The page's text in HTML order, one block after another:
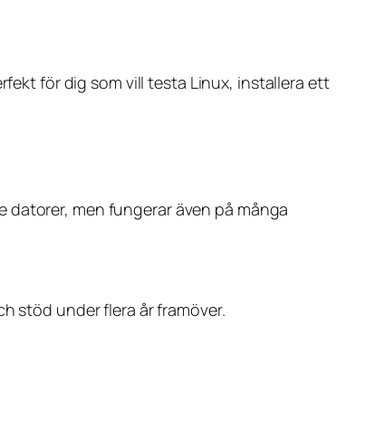
för dig som vill testa Linux, installera ett
datorer, men fungerar även på många
stöd under flera år framöver.